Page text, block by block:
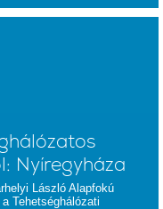
Nyíregyháza
László Alapfokú
Tehetséghálózati